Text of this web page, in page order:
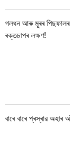
গলধন আৰু মূৰৰ পিছফালৰ
ৰক্তচাপৰ লক্ষণ!
বাৰে বাৰে প্ৰস্ৰাৱ